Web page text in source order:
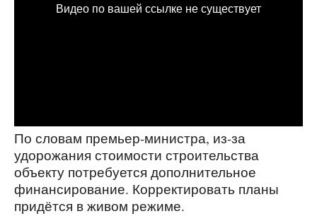
По словам премьер-министра, из-за
удорожания стоимости строительства
объекту потребуется дополнительное
финансирование. Корректировать планы
придётся в живом режиме.